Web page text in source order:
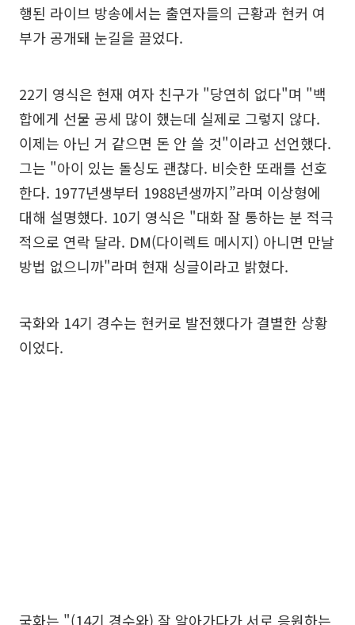
행된 라이브 방송에서는 출연자들의 근황과 현커 여
부가 공개돼 눈길을 끌었다.
22기 영식은 현재 여자 친구가 "당연히 없다"며 "백
합에게 선물 공세 많이 했는데 실제로 그렇지 않다.
이제는 아닌 거 같으면 돈 안 쓸 것"이라고 선언했다.
그는 "아이 있는 돌싱도 괜찮다. 비슷한 또래를 선호
한다. 1977년생부터 1988년생까지”라며 이상형에
대해 설명했다. 10기 영식은 "대화 잘 통하는 분 적극
적으로 연락 달라. DM(다이렉트 메시지) 아니면 만날
방법 없으니까"라며 현재 싱글이라고 밝혔다.
국화와 14기 경수는 현커로 발전했다가 결별한 상황
이었다.
국화는 "(14기 경수와) 잘 알아가다가 서로 응원하는